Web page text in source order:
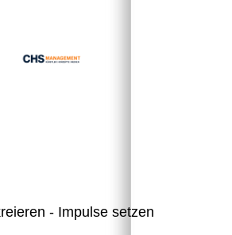
- Impulse setzen